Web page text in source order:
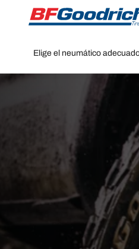
Go to page content
Go to page
Elige el neumático